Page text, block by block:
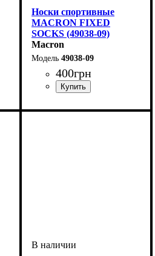
Носки спортивные
MACRON FIXED
SOCKS (49038-09)
Macron
49038-09
400грн